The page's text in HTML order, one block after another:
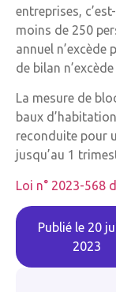
entreprises,
moins de 250
annuel
de bilan
La mesure de
baux
reconduite pour
jusqu’au 1
Loi n° 2023-568
Publié le 20
2023